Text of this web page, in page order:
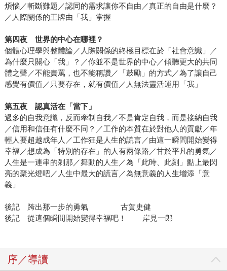
煩惱／斬斷難題／認同的需求讓你不自由／真正的自由是什麼？
／人際關係的王牌由「我」掌握
第四夜 世界的中心在哪裡？
個體心理學與整體論／人際關係的終極目標在於「社會意識」／
為什麼只關心「我」？／你並不是世界的中心／傾聽更大的共同
體之聲／不能責罵，也不能稱讚／「鼓勵」的方式／為了讓自己
感覺有價值／只要存在，就有價值／人無法靈活運用「我」
第五夜 認真活在「當下」
過多的自我意識，反而牽制自我／不是肯定自我，而是接納自我
／信用和信任有什麼不同？／工作的本質在於對他人的貢獻／年
輕人要超越成年人／工作狂是人生的謊言／由這一瞬間開始變得
幸福／想成為「特別的存在」的人有兩條路／甘於平凡的勇氣／
人生是一連串的剎那／舞動的人生／為「此時、此刻」點上最閃
亮的聚光燈吧／人生中最大的謊言／為無意義的人生增添「意
義」
後記 跨出那一步的勇氣 古賀史健
後記 從這個瞬間開始變得幸福吧！ 岸見一郎
序／導讀